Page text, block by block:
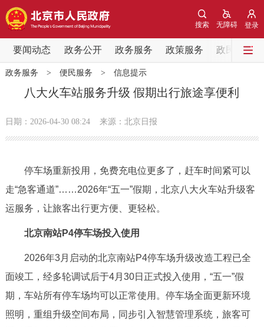
登录
无障碍
搜索
要闻动态 政务公开 政务服务 政策服务 政民互动
要闻动态
党中央精神 国务院信息
政务公开
市领导 机构职能
决策公开 专题公开
政务服务
政务服务 > 便民服务 > 信息提示
八大火车站服务升级 假期出行旅途享便利
日期：2026-04-30 08:24 来源：北京日报
停车场重新投用，免费充电位更多了，赶车时间紧可以
走“急客通道”……2026年“五一”假期，北京八大火车站升级客
运服务，让旅客出行更方便、更轻松。
北京南站P4停车场投入使用
2026年3月启动的北京南站P4停车场升级改造工程已全
面竣工，经多轮调试后于4月30日正式投入使用，“五一”假
期，车站所有停车场均可以正常使用。停车场全面更新环境
照明，重组升级空间布局，同步引入智慧管理系统，旅客可